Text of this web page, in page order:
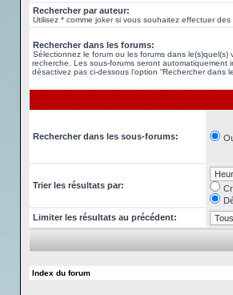
Rechercher par auteur:
Utilisez * comme joker si vous souhaitez effectuer des
Rechercher dans les forums:
Sélectionnez le forum ou les forums dans le(s)quel(s)
recherche. Les sous-forums seront automatiquement
désactivez pas ci-dessous l’option “Rechercher dans
Rechercher dans les sous-forums:
Trier les résultats par:
Limiter les résultats au précédent:
Index du forum